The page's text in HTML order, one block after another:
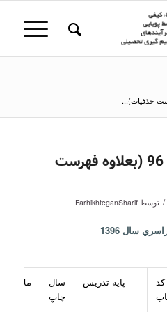
منابع آزمون سراسری 96 (بعلاوه فهرست
/ توسط FarhikhteganSharif
سال 1396
کد
پایه تدریس
سال
چاپ